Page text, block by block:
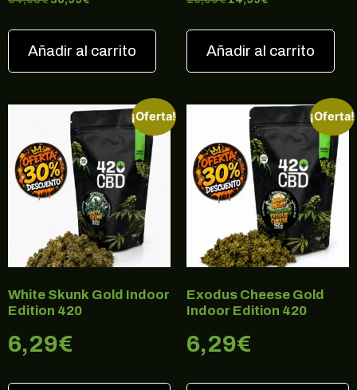
Añadir al carrito Añadir al carrito
¡Oferta!
White Skunk Gold Indoor
Edition 420
6,29€
¡Oferta!
Exodus Cheese Gold
Indoor Edition 420
6,29€